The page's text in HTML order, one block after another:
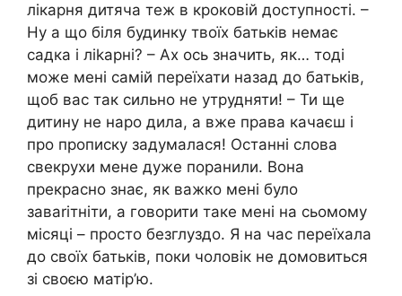
лікарня дитяча теж в кроковій доступності. –
Ну а що біля будинку твоїх батьків немає
садка і ліkарні? – Ах ось значить, як… тоді
може мені самій переїхати назад до батьків,
щоб вас так сильно не утрудняти! – Ти ще
дитину не наро дила, а вже права качаєш і
про прописку задумалася! Останні слова
свекрухи мене дуже поранили. Вона
прекрасно знає, як важко мені було
заваrітніти, а говорити таке мені на сьомому
місяці – просто безглуздо. Я на час переїхала
до своїх батьків, поки чоловік не домовиться
зі своєю матір’ю.